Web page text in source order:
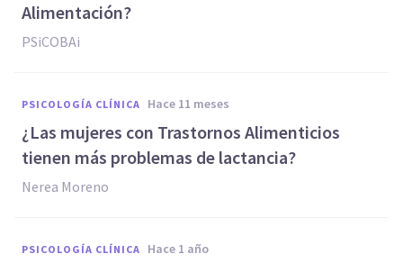
Alimentación?
PSiCOBAi
PSICOLOGÍA CLÍNICA hace 11 meses
¿Las mujeres con Trastornos Alimenticios
tienen más problemas de lactancia?
Nerea Moreno
PSICOLOGÍA CLÍNICA hace 1 año